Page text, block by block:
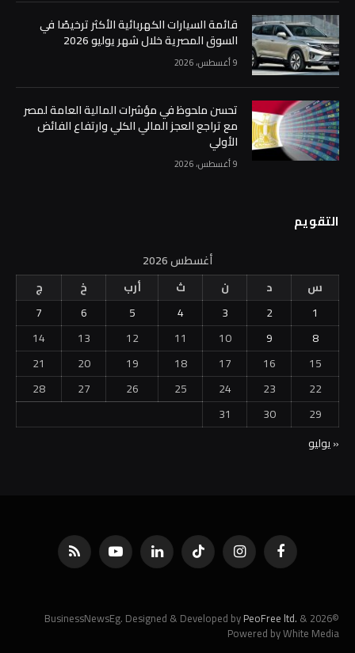
قائمة السيارات الكهربائية الأكثر ترخيصًا في
السوق المصرية خلال شهر يوليو 2026
9 أغسطس، 2026
تحسن ملحوظ في مؤشرات المالية العامة لمصر
مع تراجع العجز المالي الكلي وارتفاع الفائض
الأولي
9 أغسطس، 2026
التقويم
أغسطس 2026
س
د ن ث أرب خ
ج
1
2
3
4
5
6
7
8
9
10
11
12
13
14
15
16
17
18
19
20
21
22
23
24
25
26
27
28
29
30
31
« يوليو
فيسبوك الانستغرامتيكتوك لينكدإن يوتيوب RSS
©2026 BusinessNewsEg. Designed & Developed by
PeoFree ltd. &
Powered by White Media